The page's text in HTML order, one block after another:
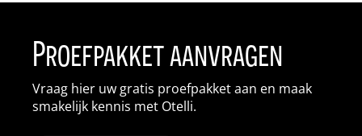
Proefpakket aanvragen
Vraag hier uw gratis proefpakket aan en maak
smakelijk kennis met Otelli.